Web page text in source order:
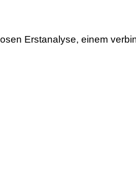
Erstanalyse, einem